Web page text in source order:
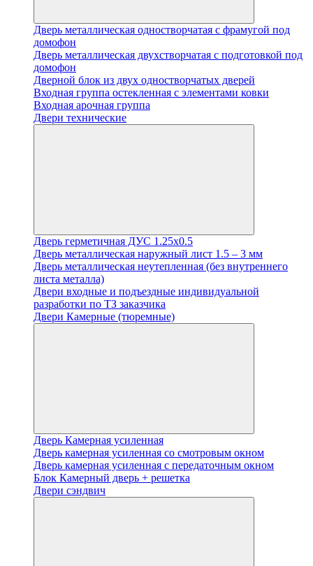
Дверь металлическая одностворчатая с фрамугой под
домофон
Дверь металлическая двухстворчатая с подготовкой под
домофон
Дверной блок из двух одностворчатых дверей
Входная группа остекленная с элементами ковки
Входная арочная группа
Двери технические
Дверь герметичная ДУС 1.25х0.5
Дверь металлическая наружный лист 1.5 – 3 мм
Дверь металлическая неутепленная (без внутреннего
листа металла)
Двери входные и подъездные индивидуальной
разработки по ТЗ заказчика
Двери Камерные (тюремные)
Дверь Камерная усиленная
Дверь камерная усиленная со смотровым окном
Дверь камерная усиленная с передаточным окном
Блок Камерный дверь + решетка
Двери сэндвич